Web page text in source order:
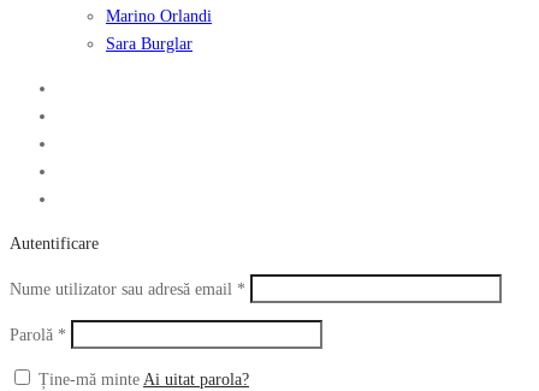
Marino Orlandi
Sara Burglar
Autentificare
Nume utilizator sau adresă email *
Parolă *
Ține-mă minte Ai uitat parola?